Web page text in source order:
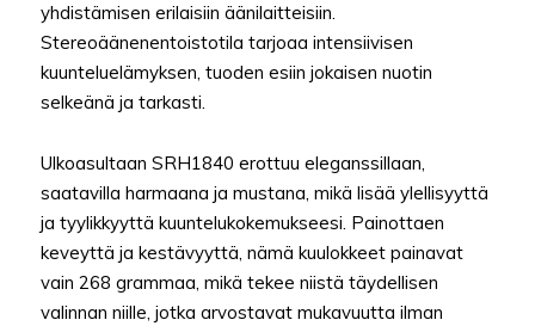
yhdistämisen erilaisiin äänilaitteisiin.
Stereoäänenentoistotila tarjoaa intensiivisen
kuunteluelämyksen, tuoden esiin jokaisen nuotin
selkeänä ja tarkasti.
Ulkoasultaan SRH1840 erottuu eleganssillaan,
saatavilla harmaana ja mustana, mikä lisää ylellisyyttä
ja tyylikkyyttä kuuntelukokemukseesi. Painottaen
keveyttä ja kestävyyttä, nämä kuulokkeet painavat
vain 268 grammaa, mikä tekee niistä täydellisen
valinnan niille, jotka arvostavat mukavuutta ilman